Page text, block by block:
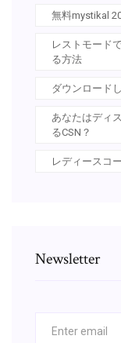
無料mystikal
レストモード
る方法
ダウンロード
あなたはディ
るCSN？
レディースコ
Newsletter